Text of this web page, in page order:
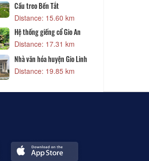
Cầu treo Bến Tắt
Distance: 15.60 km
Hệ thống giếng cổ Gio An
Distance: 17.31 km
Nhà văn hóa huyện Gio Linh
Distance: 19.85 km